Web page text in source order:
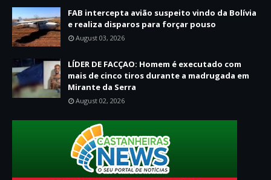
FAB intercepta avião suspeito vindo da Bolívia
e realiza disparos para forçar pouso
August 03, 2026
LÍDER DE FACÇAO: Homem é executado com
mais de cinco tiros durante a madrugada em
Mirante da Serra
August 02, 2026